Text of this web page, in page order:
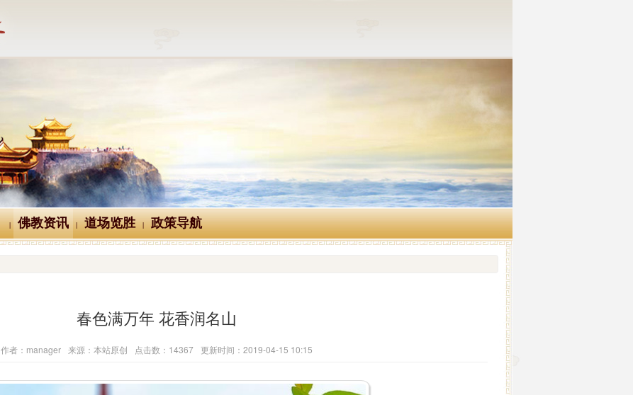
| 佛教资讯 | 道场览胜 | 政策导航
春色满万年 花香润名山
作者：manager 来源：本站原创 点击数：14367 更新时间：2019-04-15 10:15